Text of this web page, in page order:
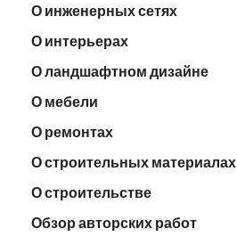
О инженерных сетях
О интерьерах
О ландшафтном дизайне
О мебели
О ремонтах
О строительных материалах
О строительстве
Обзор авторских работ